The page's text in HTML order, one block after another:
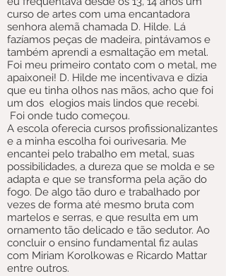
curso de artes com uma encantadora
senhora alemã chamada D. Hilde. Lá
fazíamos peças de madeira, pintávamos e
também aprendi a esmaltação em metal.
Foi meu primeiro contato com o metal, me
apaixonei! D. Hilde me incentivava e dizia
que eu tinha olhos nas mãos, acho que foi
um dos elogios mais lindos que recebi.
Foi onde tudo começou.
A escola oferecia cursos profissionalizantes
e a minha escolha foi ourivesaria. Me
encantei pelo trabalho em metal, suas
possibilidades, a dureza que se molda e se
adapta e que se transforma pela ação do
fogo. De algo tão duro e trabalhado por
vezes de forma até mesmo bruta com
martelos e serras, e que resulta em um
ornamento tão delicado e tão sedutor. Ao
concluir o ensino fundamental fiz aulas
com Miriam Korolkowas e Ricardo Mattar
entre outros.